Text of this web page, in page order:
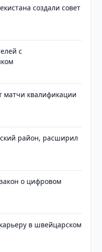
создали совет
с
матчи квалификации
район, расширил
о цифровом
в швейцарском